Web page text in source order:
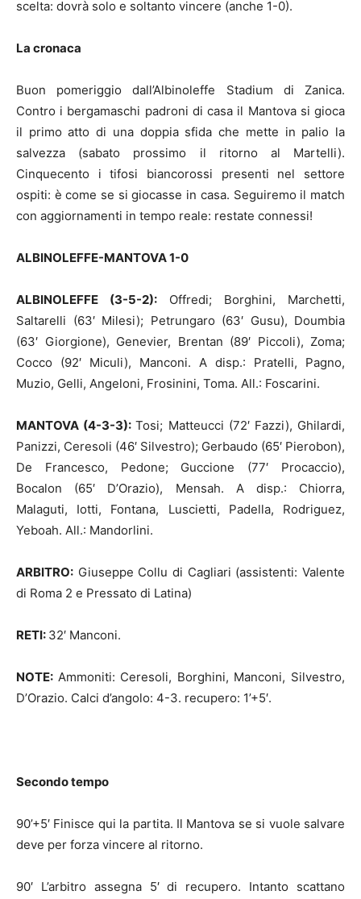
scelta: dovrà solo e soltanto vincere (anche 1-0).
La cronaca
Buon pomeriggio dall’Albinoleffe Stadium di Zanica.
Contro i bergamaschi padroni di casa il Mantova si gioca
il primo atto di una doppia sfida che mette in palio la
salvezza (sabato prossimo il ritorno al Martelli).
Cinquecento i tifosi biancorossi presenti nel settore
ospiti: è come se si giocasse in casa. Seguiremo il match
con aggiornamenti in tempo reale: restate connessi!
ALBINOLEFFE-MANTOVA 1-0
ALBINOLEFFE (3-5-2): Offredi; Borghini, Marchetti,
Saltarelli (63′ Milesi); Petrungaro (63′ Gusu), Doumbia
(63′ Giorgione), Genevier, Brentan (89′ Piccoli), Zoma;
Cocco (92′ Miculi), Manconi. A disp.: Pratelli, Pagno,
Muzio, Gelli, Angeloni, Frosinini, Toma. All.: Foscarini.
MANTOVA (4-3-3):Tosi; Matteucci (72′ Fazzi), Ghilardi,
Panizzi, Ceresoli (46′ Silvestro); Gerbaudo (65′ Pierobon),
De Francesco, Pedone; Guccione (77′ Procaccio),
Bocalon (65′ D’Orazio), Mensah. A disp.: Chiorra,
Malaguti, Iotti, Fontana, Luscietti, Padella, Rodriguez,
Yeboah. All.: Mandorlini.
ARBITRO: Giuseppe Collu di Cagliari (assistenti: Valente
di Roma 2 e Pressato di Latina)
RETI: 32′ Manconi.
NOTE: Ammoniti: Ceresoli, Borghini, Manconi, Silvestro,
D’Orazio. Calci d’angolo: 4-3. recupero: 1’+5′.
Secondo tempo
90’+5′ Finisce qui la partita. Il Mantova se si vuole salvare
deve per forza vincere al ritorno.
90′ L’arbitro assegna 5′ di recupero. Intanto scattano